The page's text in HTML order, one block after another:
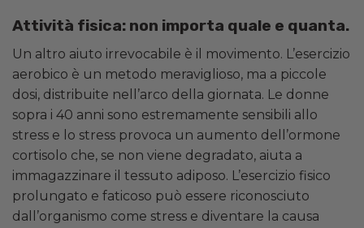
Attività fisica: non importa quale e quanta.
Un altro aiuto irrevocabile è il movimento. L’esercizio
aerobico è un metodo meraviglioso, ma a piccole
dosi, distribuite nell’arco della giornata. Le donne
sopra i 40 anni sono estremamente sensibili allo
stress e lo stress provoca un aumento dell’ormone
cortisolo che, se non viene degradato, aiuta a
immagazzinare il tessuto adiposo. L’esercizio fisico
prolungato e faticoso può essere riconosciuto
dall’organismo come stress e diventare la causa